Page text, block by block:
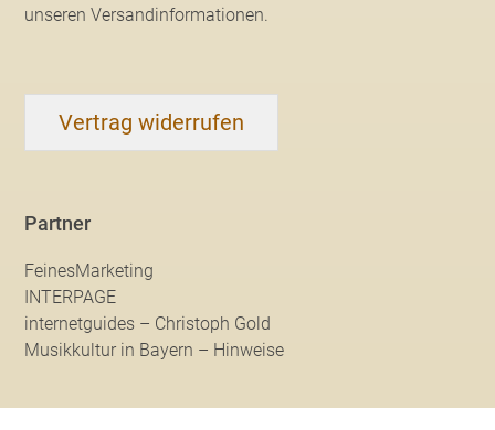
unseren Versandinformationen.
Vertrag widerrufen
Partner
FeinesMarketing
INTERPAGE
internetguides – Christoph Gold
Musikkultur in Bayern – Hinweise